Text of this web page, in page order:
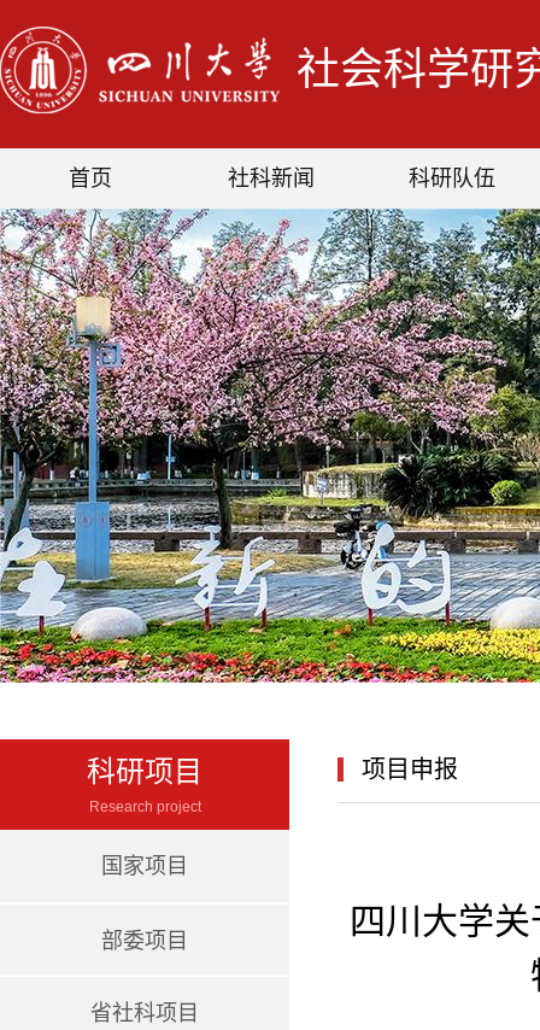
社会科学研
首页 社科新闻 科研队伍
科研项目
Research project
国家项目
部委项目
省社科项目
项目申报
四川大学